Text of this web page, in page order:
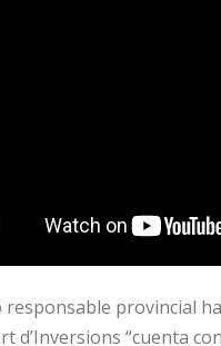
responsable provincial
d’Inversions “cuenta